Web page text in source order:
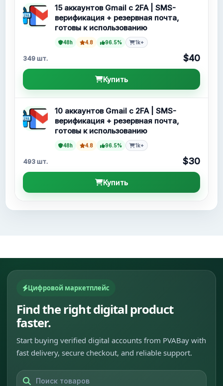
15 аккаунтов Gmail с 2FA | SMS-
верификация + резервная почта,
готовы к использованию
48h 4.8 96.5% 1k+
349 шт. $40
Купить
10 аккаунтов Gmail с 2FA | SMS-
верификация + резервная почта,
готовы к использованию
48h 4.8 96.5% 1k+
493 шт. $30
Купить
Цифровой маркетплейс
Find the right digital product
faster.
Start buying verified digital accounts from PVABay with
fast delivery, secure checkout, and reliable support.